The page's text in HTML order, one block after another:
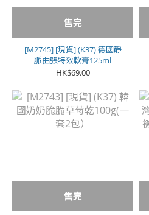
售完
[M2745] [現貨] (K37) 德國靜
脈曲張特效軟膏125ml
HK$69.00
售完